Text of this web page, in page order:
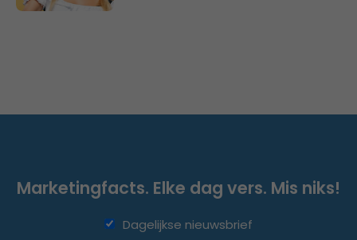
Marketingfacts. Elke dag vers. Mis niks!
Dagelijkse nieuwsbrief